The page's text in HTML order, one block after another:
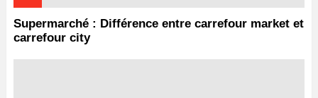
Supermarché : Différence entre carrefour market et
carrefour city